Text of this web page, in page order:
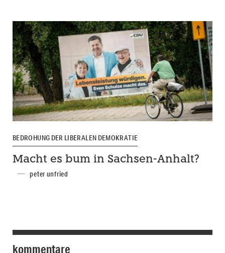
BEDROHUNG DER LIBERALEN DEMOKRATIE
Macht es bum in Sachsen-Anhalt?
peter unfried
kommentare